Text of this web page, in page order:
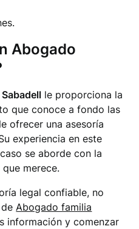
Abogado
le proporciona la
que conoce a fondo las
ofrecer una asesoría
experiencia en este
se aborde con la
merece.
legal confiable, no
deAbogado familia
información y comenzar